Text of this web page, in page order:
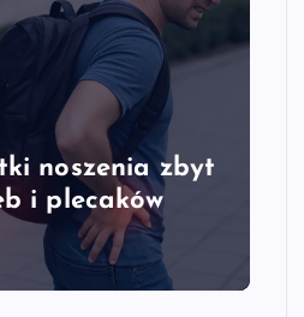
noszenia zbyt
i plecaków